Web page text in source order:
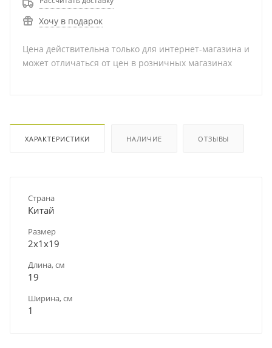
Хочу в подарок
Цена действительна только для интернет-магазина и
может отличаться от цен в розничных магазинах
ХАРАКТЕРИСТИКИ НАЛИЧИЕ ОТЗЫВЫ
Страна
Китай
Размер
2х1х19
Длина, см
19
Ширина, см
1